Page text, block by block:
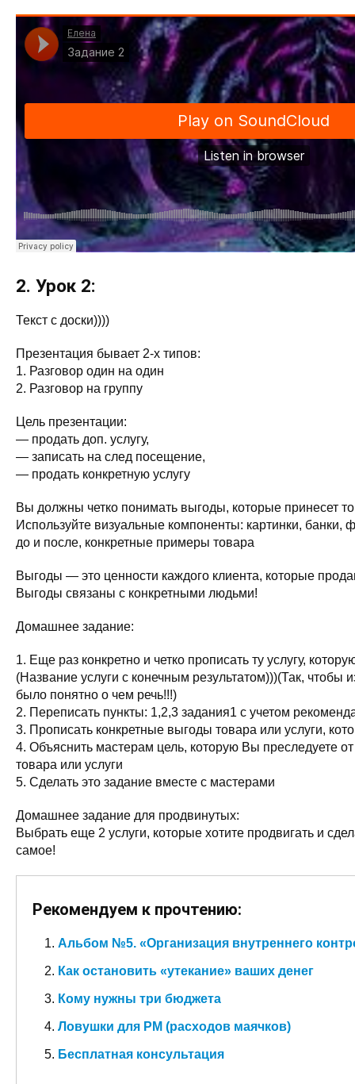
2. Урок 2:
Текст с доски))))
Презентация бывает 2-х типов:
1. Разговор один на один
2. Разговор на группу
Цель презентации:
— продать доп. услугу,
— записать на след посещение,
— продать конкретную услугу
Вы должны четко понимать выгоды, которые принесет
Используйте визуальные компоненты: картинки, банки,
до и после, конкретные примеры товара
Выгоды — это ценности каждого клиента, которые
Выгоды связаны с конкретными людьми!
Домашнее задание:
1. Еще раз конкретно и четко прописать ту услугу,
(Название услуги с конечным результатом)))(Так, чтобы
было понятно о чем речь!!!)
2. Переписать пункты: 1,2,3 задания1 с учетом
3. Прописать конкретные выгоды товара или услуги,
4. Объяснить мастерам цель, которую Вы преследуете
товара или услуги
5. Сделать это задание вместе с мастерами
Домашнее задание для продвинутых:
Выбрать еще 2 услуги, которые хотите продвигать и
самое!
Рекомендуем к прочтению:
Альбом №5. «Организация внутреннего
Как остановить «утекание» ваших денег
Кому нужны три бюджета
Ловушки для РМ (расходов маячков)
Бесплатная консультация